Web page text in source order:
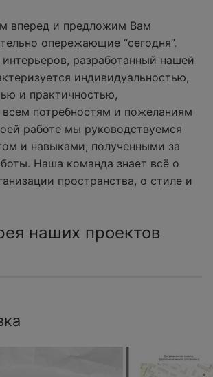
вперед и предложим Вам
опережающие “сегодня”.
разработанный нашей
индивидуальностью,
и практичностью,
всем потребностям и пожеланиям
работе мы руководствуемся
и навыками, полученными за
Наша команда знает всё о
пространства, о стиле и
наших проектов